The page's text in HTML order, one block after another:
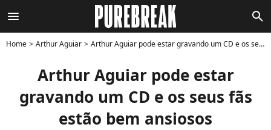
menu search
Home Arthur Aguiar Arthur Aguiar pode estar gravando um CD e os seus fãs estão bem ansiosos
Arthur Aguiar pode estar
gravando um CD e os seus fãs
estão bem ansiosos